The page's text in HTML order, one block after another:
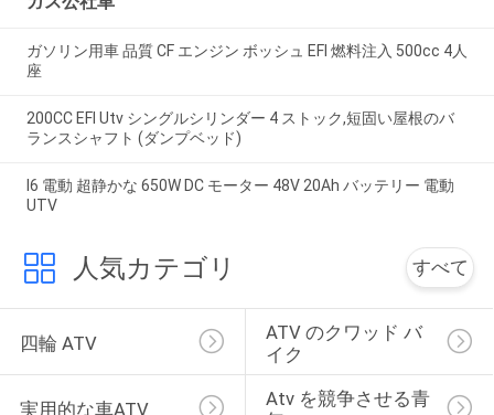
ガソリン用車 品質 CF エンジン ボッシュ EFI 燃料注入 500cc 4人
座
200CC EFI Utv シングルシリンダー 4 ストック,短固い屋根のバ
ランスシャフト (ダンプベッド)
I6 電動 超静かな 650W DC モーター 48V 20Ah バッテリー 電動
UTV
人気カテゴリ すべて
四輪 ATV
ATV のクワッド バ
イク
実用的な車ATV
Atv を競争させる青